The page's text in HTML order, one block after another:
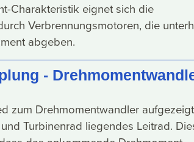
Charakteristik eignet sich die
Verbrennungsmotoren, die
abgeben.
-
zum Drehmomentwandler
Turbinenrad liegendes Leitrad.